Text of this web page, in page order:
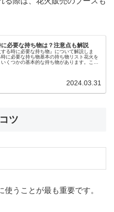
必要な持ち物は？注意点も解説
る時に必要な持ち物』について解説しま
に必要な持ち物基本の持ち物リスト花火を
くつかの基本的な持ち物があります。これ
2024.03.31
ツ
うことが最も重要です。